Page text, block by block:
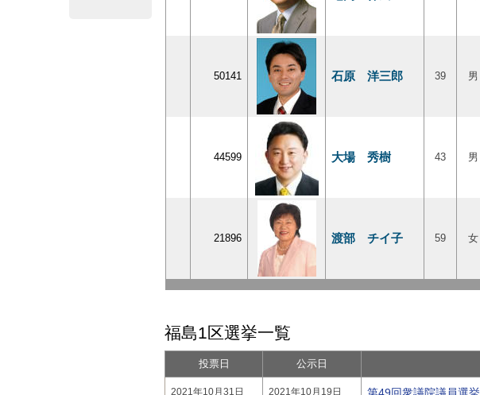
50141 石原 洋三郎 39 男
44599 大場 秀樹 43 男
21896 渡部 チイ子 59 女
福島1区選挙一覧
投票日 公示日
2021年10月31日 2021年10月19日